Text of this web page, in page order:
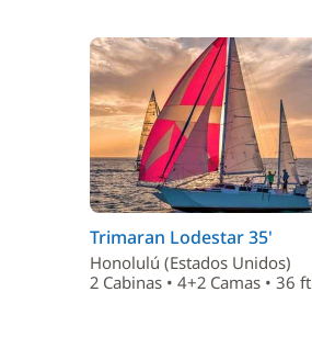
Trimaran Lodestar 35'
Honolulú (Estados Unidos)
2 Cabinas • 4+2 Camas • 36 ft